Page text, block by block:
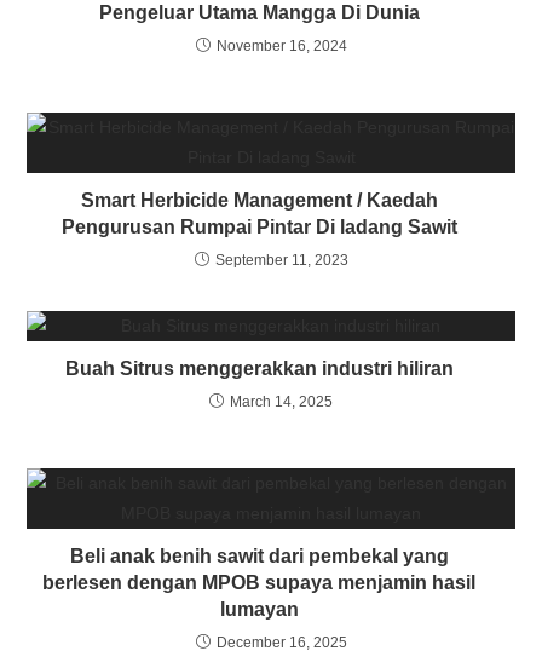
Pengeluar Utama Mangga Di Dunia
November 16, 2024
Smart Herbicide Management / Kaedah
Pengurusan Rumpai Pintar Di ladang Sawit
September 11, 2023
Buah Sitrus menggerakkan industri hiliran
March 14, 2025
Beli anak benih sawit dari pembekal yang
berlesen dengan MPOB supaya menjamin hasil
lumayan
December 16, 2025